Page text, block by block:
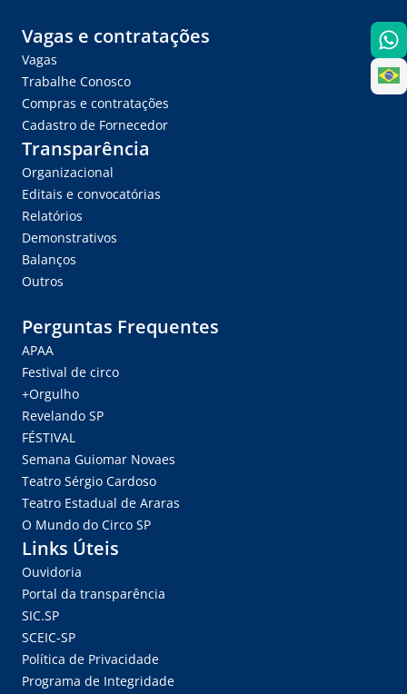
Vagas e contratações
Vagas
Trabalhe Conosco
Compras e contratações
Cadastro de Fornecedor
Transparência
Organizacional
Editais e convocatórias
Relatórios
Demonstrativos
Balanços
Outros
Perguntas Frequentes
APAA
Festival de circo
+Orgulho
Revelando SP
FÉSTIVAL
Semana Guiomar Novaes
Teatro Sérgio Cardoso
Teatro Estadual de Araras
O Mundo do Circo SP
Links Úteis
Ouvidoria
Portal da transparência
SIC.SP
SCEIC-SP
Política de Privacidade
Programa de Integridade